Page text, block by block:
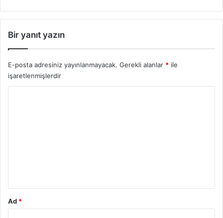
Bir yanıt yazın
E-posta adresiniz yayınlanmayacak. Gerekli alanlar * ile
işaretlenmişlerdir
Ad *